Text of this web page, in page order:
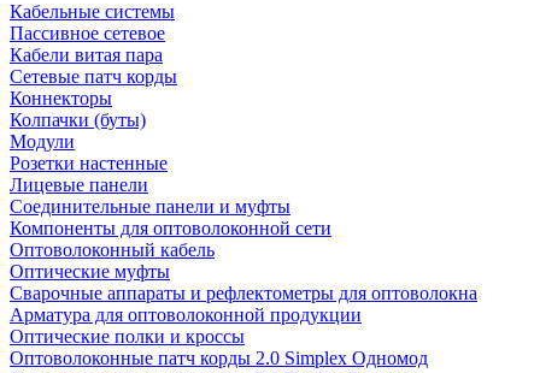
Кабельные системы
Пассивное сетевое
Кабели витая пара
Сетевые патч корды
Коннекторы
Колпачки (буты)
Модули
Розетки настенные
Лицевые панели
Соединительные панели и муфты
Компоненты для оптоволоконной сети
Оптоволоконный кабель
Оптические муфты
Сварочные аппараты и рефлектометры для оптоволокна
Арматура для оптоволоконной продукции
Оптические полки и кроссы
Оптоволоконные патч корды 2.0 Simplex Одномод